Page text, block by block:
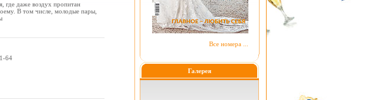
где даже воздух пропитан
В том числе, молодые пары,
64
Все номера ...
Галерея